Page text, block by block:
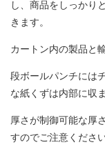
し、商品をしっかり
きます。
カートン内の製品と
段ボールパンチには
な紙くずは内部に収
厚さが制御可能な厚
すのでご注意ください